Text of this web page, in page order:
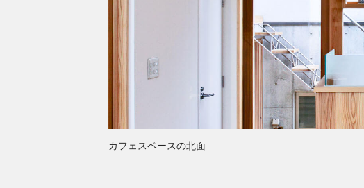
カフェスペースの北面